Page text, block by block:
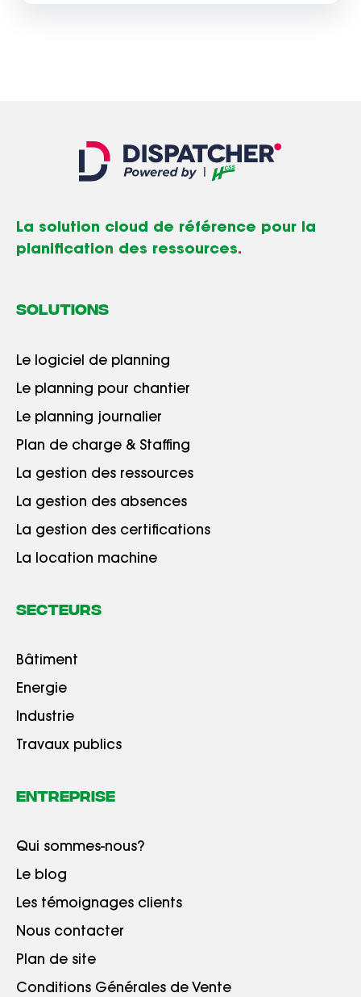
La solution cloud de référence pour la
planification des ressources.
SOLUTIONS
Le logiciel de planning
Le planning pour chantier
Le planning journalier
Plan de charge & Staffing
La gestion des ressources
La gestion des absences
La gestion des certifications
La location machine
Secteurs
Bâtiment
Energie
Industrie
Travaux publics
Entreprise
Qui sommes-nous?
Le blog
Les témoignages clients
Nous contacter
Plan de site
Conditions Générales de Vente